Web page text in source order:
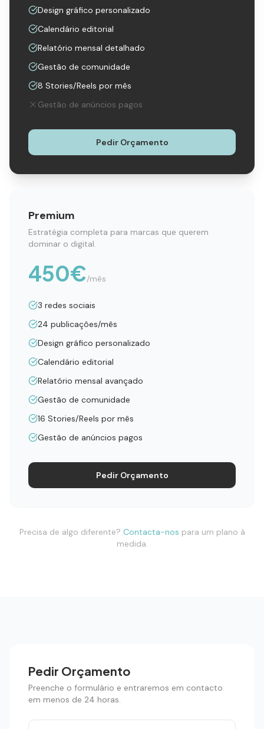
Design gráfico personalizado
Calendário editorial
Relatório mensal detalhado
Gestão de comunidade
8 Stories/Reels por mês
Gestão de anúncios pagos
Pedir Orçamento
Premium
Estratégia completa para marcas que querem
dominar o digital.
450€/mês
3 redes sociais
24 publicações/mês
Design gráfico personalizado
Calendário editorial
Relatório mensal avançado
Gestão de comunidade
16 Stories/Reels por mês
Gestão de anúncios pagos
Pedir Orçamento
Precisa de algo diferente? Contacta-nos para um plano à
medida.
Pedir Orçamento
Preenche o formulário e entraremos em contacto
em menos de 24 horas.